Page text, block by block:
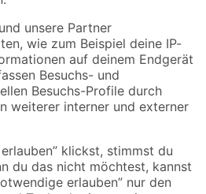
Versandarten